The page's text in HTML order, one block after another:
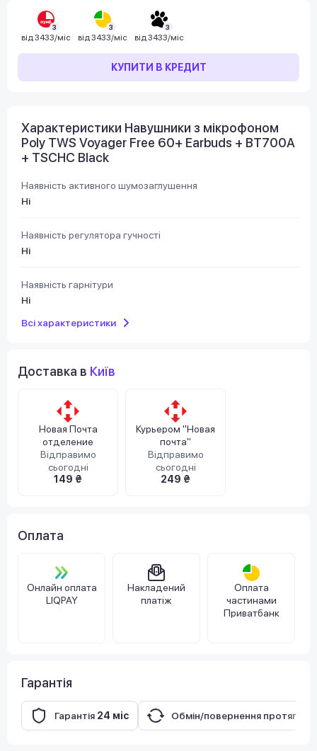
3
від3433/міс
3
від3433/міс
3
від3433/міс
КУПИТИ В КРЕДИТ
Характеристики Навушники з мікрофоном
Poly TWS Voyager Free 60+ Earbuds + BT700A
+ TSCHC Black
Наявність активного шумозаглушення
Ні
Наявність регулятора гучності
Ні
Наявність гарнітури
Ні
Всі характеристики
Доставка в Київ
Новая Почта
отделение
Відправимо
сьогодні
149 ₴
Курьером "Новая
почта"
Відправимо
сьогодні
249 ₴
Оплата
Онлайн оплата
LIQPAY
Накладений
платіж
Оплата
частинами
Приватбанк
Гарантія
Гарантія 24 міс Обмін/повернення протягом